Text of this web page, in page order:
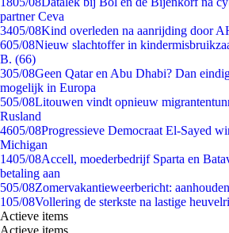
partner Ceva
3405/08Kind overleden na aanrijding door
605/08Nieuw slachtoffer in
B. (66)
305/08Geen Qatar en Abu Dhabi? Dan
mogelijk in Europa
505/08Litouwen vindt opnieuw
Rusland
4605/08Progressieve Democraat El-Sayed
Michigan
1405/08Accell, moederbedrijf Sparta en
betaling aan
505/08Zomervakantieweerbericht:
105/08Vollering de sterkste na lastige
Actieve items
Actieve items